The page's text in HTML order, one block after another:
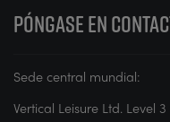
PÓNGASE EN
Sede central mundial:
Vertical Leisure Ltd. Level